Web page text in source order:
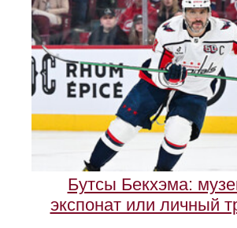
Бутсы Бекхэма:
экспонат или личный